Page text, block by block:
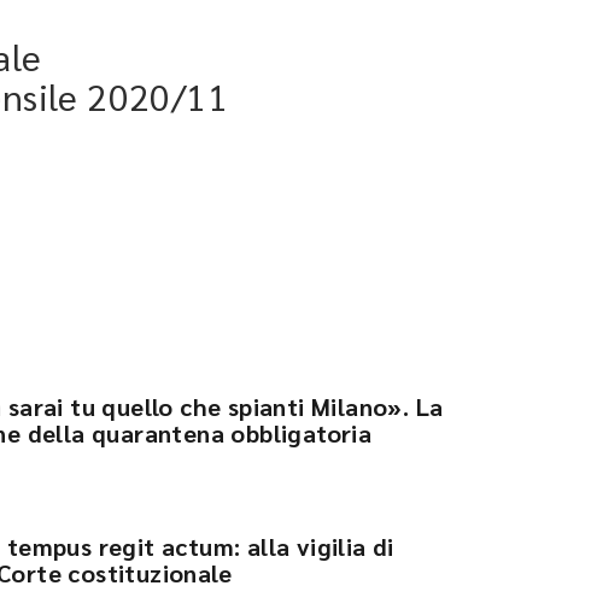
2020/11
sarai tu quello che spianti Milano». La
della quarantena obbligatoria
regit actum: alla vigilia di
costituzionale